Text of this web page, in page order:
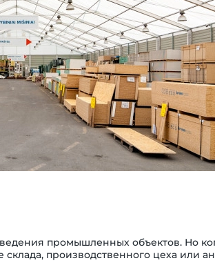
промышленных объектов. Но
производственного цеха или